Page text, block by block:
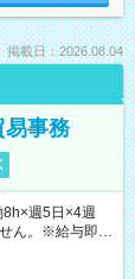
掲載日：2026.08.04
易事務
週5日×4週
ん。※給与即受